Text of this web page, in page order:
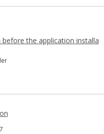
the application installa